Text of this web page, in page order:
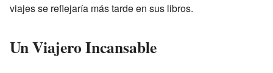
viajes se reflejaría más tarde en sus libros.
Un Viajero Incansable